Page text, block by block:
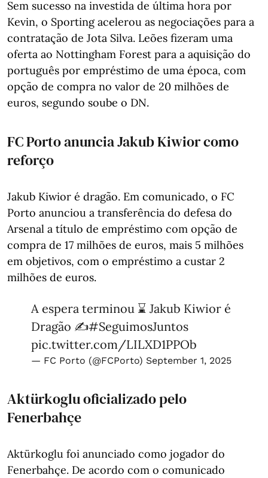
Sem sucesso na investida de última hora por
Kevin, o Sporting acelerou as negociações para a
contratação de Jota Silva. Leões fizeram uma
oferta ao Nottingham Forest para a aquisição do
português por empréstimo de uma época, com
opção de compra no valor de 20 milhões de
euros, segundo soube o DN.
FC Porto anuncia Jakub Kiwior como
reforço
Jakub Kiwior é dragão. Em comunicado, o FC
Porto anunciou a transferência do defesa do
Arsenal a título de empréstimo com opção de
compra de 17 milhões de euros, mais 5 milhões
em objetivos, com o empréstimo a custar 2
milhões de euros.
A espera terminou ⌛ Jakub Kiwior é
Dragão ✍️#SeguimosJuntos
pic.twitter.com/LILXD1PPOb
— FC Porto (@FCPorto) September 1, 2025
Aktürkoglu oficializado pelo
Fenerbahçe
Aktürkoglu foi anunciado como jogador do
Fenerbahçe. De acordo com o comunicado